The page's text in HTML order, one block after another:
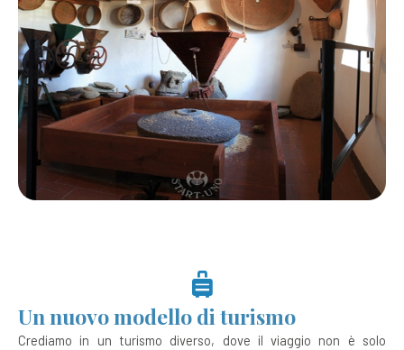
Un nuovo modello di turismo
Crediamo in un turismo diverso, dove il viaggio non è solo